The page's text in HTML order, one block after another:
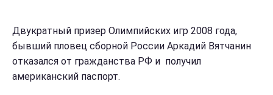
Двукратный призер Олимпийских игр 2008 года,
бывший пловец сборной России Аркадий Вятчанин
отказался от гражданства РФ и получил
американский паспорт.